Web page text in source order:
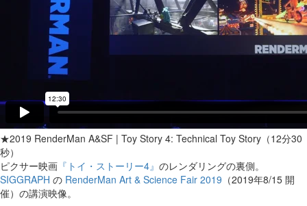
★2019 RenderMan A&SF | Toy Story 4: Technical Toy Story（12分30
秒）
ピクサー映画 『トイ・ストーリー4』 のレンダリングの裏側。
SIGGRAPH の RenderMan Art & Science Fair 2019 （2019年8/15 開
催）の講演映像。